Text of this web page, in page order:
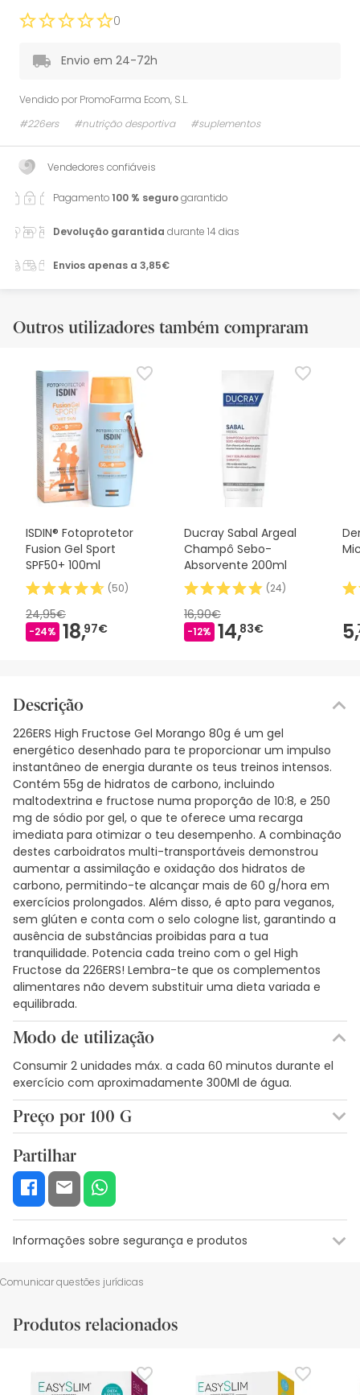
0
Envio em 24-72h
Vendido por PromoFarma Ecom, S.L.
#226ers
#nutrição desportiva #suplementos
Vendedores confiáveis
Pagamento100 % segurogarantido
Devolução garantida durante 14 dias
Envios apenas a 3,85€
Outros utilizadores também compraram
ISDIN® Fotoprotetor
Fusion Gel Sport
SPF50+ 100ml
(50)
24,95€
-24% 18,97€
Ducray Sabal Argeal
Champô Sebo-
Absorvente 200ml
(24)
16,90€
-12% 14,83€ 5,
Descrição
226ERS High Fructose Gel Morango 80g é um gel
energético desenhado para te proporcionar um impulso
instantâneo de energia durante os teus treinos intensos.
Contém 55g de hidratos de carbono, incluindo
maltodextrina e fructose numa proporção de 10:8, e 250
mg de sódio por gel, o que te oferece uma recarga
imediata para otimizar o teu desempenho. A combinação
destes carboidratos multi-transportáveis demonstrou
aumentar a assimilação e oxidação dos hidratos de
carbono, permitindo-te alcançar mais de 60 g/hora em
exercícios prolongados. Além disso, é apto para veganos,
sem glúten e conta com o selo cologne list, garantindo a
ausência de substâncias proibidas para a tua
tranquilidade. Potencia cada treino com o gel High
Fructose da 226ERS! Lembra-te que os complementos
alimentares não devem substituir uma dieta variada e
equilibrada.
Modo de utilização
Consumir 2 unidades máx. a cada 60 minutos durante el
exercício com aproximadamente 300Ml de água.
Preço por 100 G
Partilhar
Informações sobre segurança e produtos
Informações sobre o rótulo
Pode conter xícaras de amendoim e frutos de casca.
Comunicar questões jurídicas
Produtos relacionados